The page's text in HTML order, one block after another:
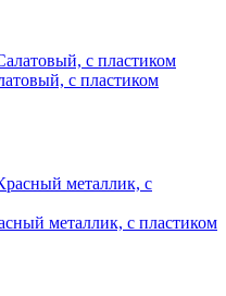
с пластиком
металлик, с пластиком